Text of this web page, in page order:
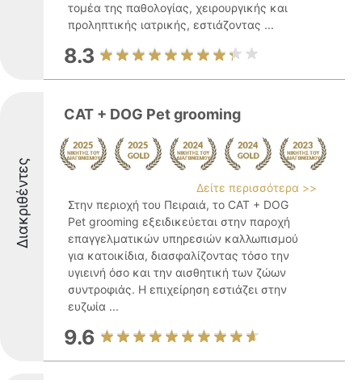
τομέα της παθολογίας, χειρουργικής και
προληπτικής ιατρικής, εστιάζοντας ...
8.3
Διακριθέντες
CAT + DOG Pet grooming
Δείτε περισσότερα >>
Στην περιοχή του Πειραιά, το CAT + DOG
Pet grooming εξειδικεύεται στην παροχή
επαγγελματικών υπηρεσιών καλλωπισμού
για κατοικίδια, διασφαλίζοντας τόσο την
υγιεινή όσο και την αισθητική των ζώων
συντροφιάς. Η επιχείρηση εστιάζει στην
ευζωία ...
9.6